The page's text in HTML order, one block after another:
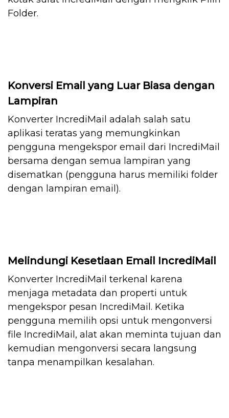
Folder.
Konversi Email yang Luar Biasa dengan
Lampiran
Konverter IncrediMail adalah salah satu
aplikasi teratas yang memungkinkan
pengguna mengekspor email dari IncrediMail
bersama dengan semua lampiran yang
disematkan (pengguna harus memiliki folder
dengan lampiran email).
Melindungi Kesetiaan Email IncrediMail
Konverter IncrediMail terkenal karena
menjaga metadata dan properti untuk
mengekspor pesan IncrediMail. Ketika
pengguna memilih opsi untuk mengonversi
file IncrediMail, alat akan meminta tujuan dan
kemudian mengonversi secara langsung
tanpa menampilkan kesalahan.